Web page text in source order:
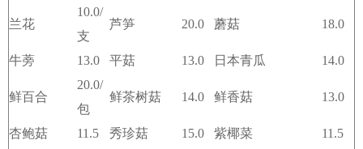
兰花
10.0/
支
芦笋 20.0 蘑菇 18.0
牛蒡 13.0 平菇 13.0 日本青瓜 14.0
鲜百合
20.0/
包
鲜茶树菇 14.0 鲜香菇 13.0
杏鲍菇 11.5 秀珍菇 15.0 紫椰菜
11.5